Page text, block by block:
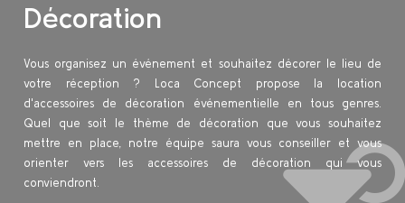
Décoration
Vous organisez un événement et souhaitez décorer le lieu de
votre réception ? Loca Concept propose la location
d'accessoires de décoration événementielle en tous genres.
Quel que soit le thème de décoration que vous souhaitez
mettre en place, notre équipe saura vous conseiller et vous
orienter vers les accessoires de décoration qui vous
conviendront.